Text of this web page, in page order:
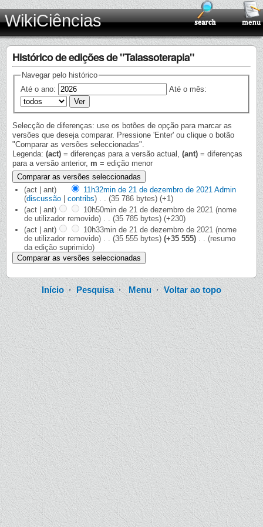
WikiCiências
Histórico de edições de "Talassoterapia"
Navegar pelo histórico
Até o ano:
Até o mês:
Selecção de diferenças: use os botões de opção para marcar as
versões que deseja comparar. Pressione 'Enter' ou clique o botão
"Comparar as versões seleccionadas".
Legenda: (act) = diferenças para a versão actual, (ant) = diferenças
para a versão anterior, m = edição menor
(act | ant) 11h32min de 21 de dezembro de 2021 Admin
(discussão | contribs) (35 786 bytes) (+1)
(act | ant)
10h50min de 21 de dezembro de 2021 (nome
de utilizador removido)
(35 785 bytes) (+230)
(act | ant)
10h33min de 21 de dezembro de 2021 (nome
de utilizador removido)
(35 555 bytes) (+35 555)
(resumo
da edição suprimido)
Início·Pesquisa·Menu·Voltar ao topo